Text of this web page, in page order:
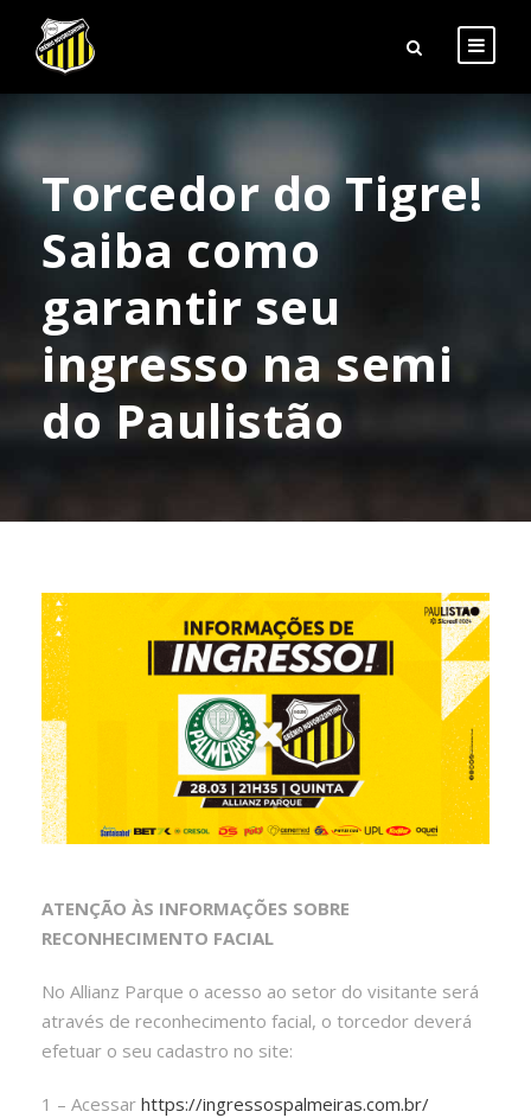
Torcedor do Tigre!
Saiba como
garantir seu
ingresso na semi
do Paulistão
ATENÇÃO ÀS INFORMAÇÕES SOBRE
RECONHECIMENTO FACIAL
No Allianz Parque o acesso ao setor do visitante será
através de reconhecimento facial, o torcedor deverá
efetuar o seu cadastro no site:
1 – Acessar https://ingressospalmeiras.com.br/